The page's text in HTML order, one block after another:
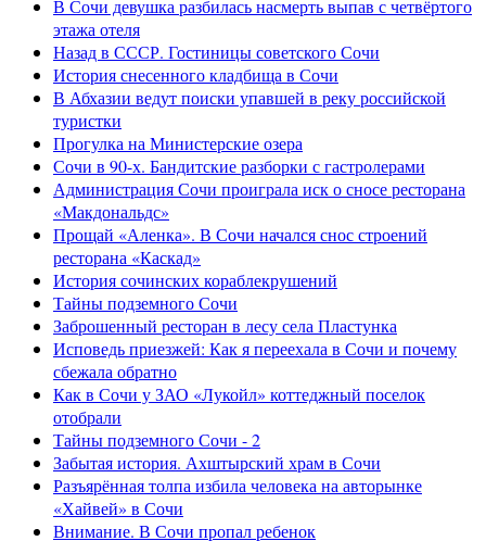
В Сочи девушка разбилась насмерть выпав с четвёртого
этажа отеля
Назад в СССР. Гостиницы советского Сочи
История снесенного кладбища в Сочи
В Абхазии ведут поиски упавшей в реку российской
туристки
Прогулка на Министерские озера
Сочи в 90-х. Бандитские разборки с гастролерами
Администрация Сочи проиграла иск о сносе ресторана
«Макдональдс»
Прощай «Аленка». В Сочи начался снос строений
ресторана «Каскад»
История сочинских кораблекрушений
Тайны подземного Сочи
Заброшенный ресторан в лесу села Пластунка
Исповедь приезжей: Как я переехала в Сочи и почему
сбежала обратно
Как в Сочи у ЗАО «Лукойл» коттеджный поселок
отобрали
Тайны подземного Сочи - 2
Забытая история. Ахштырский храм в Сочи
Разъярённая толпа избила человека на авторынке
«Хайвей» в Сочи
Внимание. В Сочи пропал ребенок